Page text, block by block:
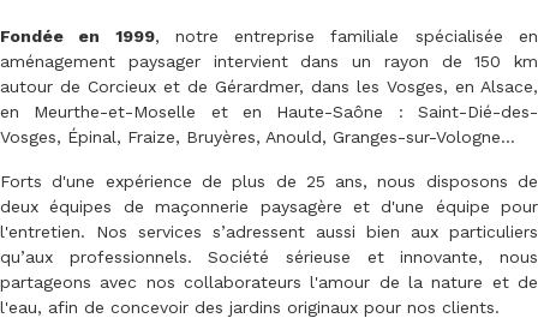
Fondée en 1999, notre entreprise familiale spécialisée en
aménagement paysager intervient dans un rayon de 150 km
autour de Corcieux et de Gérardmer, dans les Vosges, en Alsace,
en Meurthe-et-Moselle et en Haute-Saône : Saint-Dié-des-
Vosges, Épinal, Fraize, Bruyères, Anould, Granges-sur-Vologne…
Forts d'une expérience de plus de 25 ans, nous disposons de
deux équipes de maçonnerie paysagère et d'une équipe pour
l'entretien. Nos services s’adressent aussi bien aux particuliers
qu’aux professionnels. Société sérieuse et innovante, nous
partageons avec nos collaborateurs l'amour de la nature et de
l'eau, afin de concevoir des jardins originaux pour nos clients.